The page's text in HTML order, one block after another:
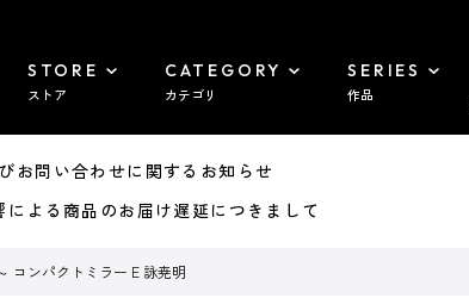
STORE
ストア
CATEGORY
カテゴリ
SERIES
作品
問い合わせに関するお知らせ
よる商品のお届け遅延につきまして
コンパクトミラー E 詠尭明